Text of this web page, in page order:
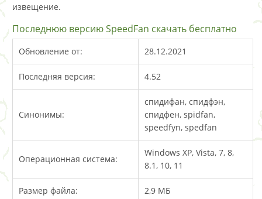
извещение.
Последнюю версию SpeedFan скачать бесплатно
Обновление от: 28.12.2021
Последняя версия: 4.52
Синонимы:
спидифан, спидфэн,
спидфен, spidfan,
speedfyn, spedfan
Операционная система:
Windows XP, Vista, 7, 8,
8.1, 10, 11
Размер файла: 2,9 МБ